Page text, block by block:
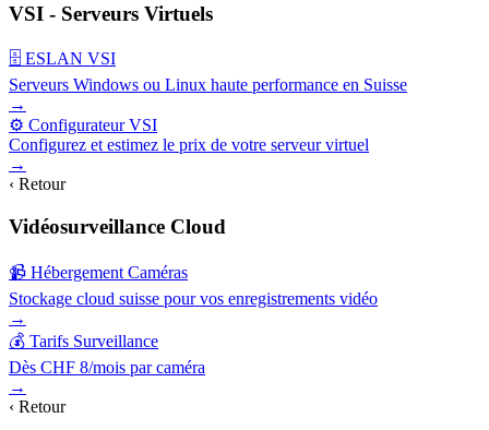
VSI - Serveurs Virtuels
🗄️ ESLAN VSI
Serveurs Windows ou Linux haute performance en Suisse
→
⚙️ Configurateur VSI
Configurez et estimez le prix de votre serveur virtuel
→
‹ Retour
Vidéosurveillance Cloud
📹 Hébergement Caméras
Stockage cloud suisse pour vos enregistrements vidéo
→
💰 Tarifs Surveillance
Dès CHF 8/mois par caméra
→
‹ Retour